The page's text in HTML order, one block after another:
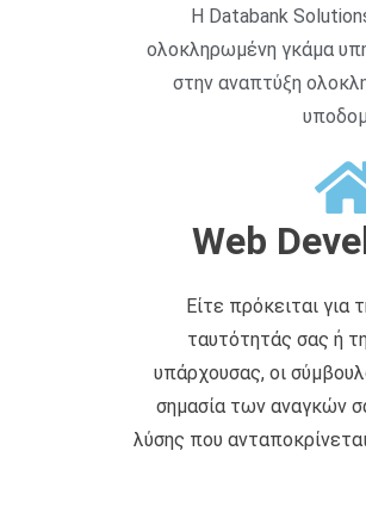
Η Databank
ολοκληρωμένη γκάμα
στην αναπτύξη
Web
Είτε πρόκειται για
ταυτότητάς σας ή
υπάρχουσας, οι
σημασία των αναγκών
λύσης που